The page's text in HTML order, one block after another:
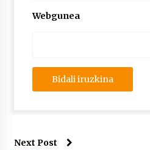
Webgunea
Next Post